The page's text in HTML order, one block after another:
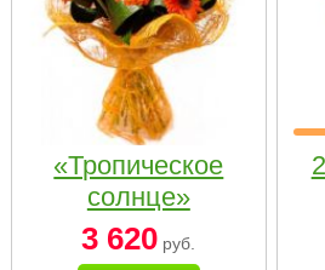
«Тропическое
солнце»
3 620 руб.